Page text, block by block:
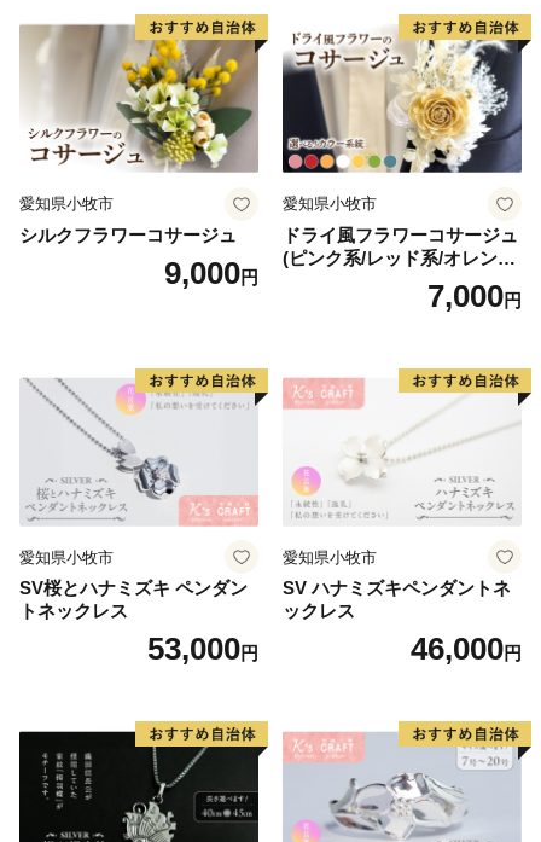
愛知県小牧市
シルクフラワーコサージュ
9,000円
愛知県小牧市
ドライ風フラワーコサージュ
(ピンク系/レッド系/オレンジ
系/ホワイト系/イエロー系/グ
リーン系/ブルー系）7,000円
愛知県小牧市
SV桜とハナミズキ ペンダン
トネックレス
53,000円
愛知県小牧市
SV ハナミズキペンダントネ
ックレス
46,000円